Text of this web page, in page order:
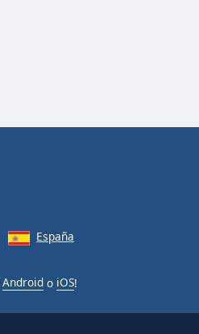
España
Android o iOS!